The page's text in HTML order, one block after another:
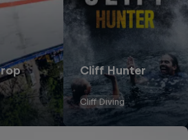
Cliff Hunter
Cliff Diving